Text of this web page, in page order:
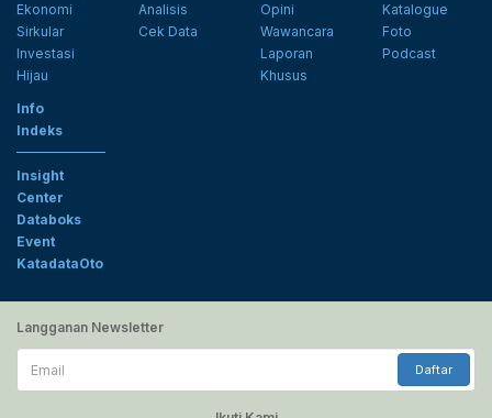
Ekonomi
Sirkular
Investasi
Hijau
Analisis
Cek Data
Opini
Wawancara
Laporan
Khusus
Katalogue
Foto
Podcast
Info
Indeks
Insight
Center
Databoks
Event
KatadataOto
Langganan Newsletter
Email
Daftar